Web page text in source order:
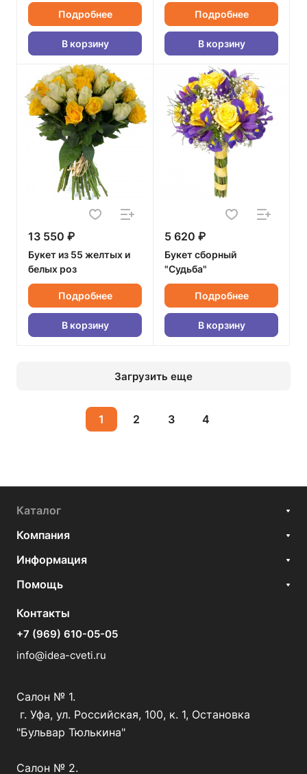
Подробнее
В корзину
Подробнее
В корзину
13 550 ₽
Букет из 55 желтых и
белых роз
Подробнее
В корзину
5 620 ₽
Букет сборный
"Судьба"
Подробнее
В корзину
Загрузить еще
1 2 3 4
Каталог
Компания
Информация
Помощь
Контакты
+7 (969) 610-05-05
info@idea-cveti.ru
Салон № 1.
г. Уфа, ул. Российская, 100, к. 1, Остановка
"Бульвар Тюлькина"
Салон № 2.